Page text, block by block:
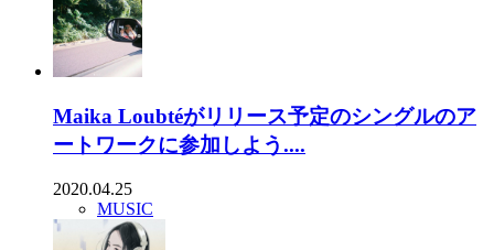
Maika Loubtéがリリース予定のシングルのア
ートワークに参加しよう....
2020.04.25
MUSIC